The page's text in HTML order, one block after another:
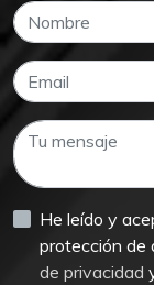
He leído y acepto la información
de privacidad